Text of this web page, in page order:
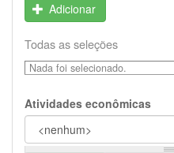
Adicionar
Todas as seleções
Nada foi selecionado.
Atividades econômicas